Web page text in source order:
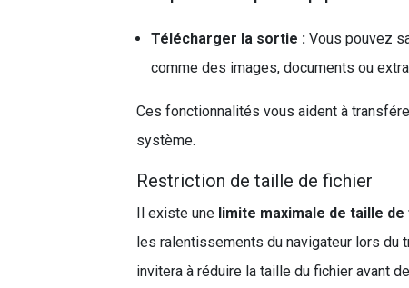
Télécharger la sortie : Vous pouvez
comme des images, documents ou
Ces fonctionnalités vous aident à
système.
Restriction de taille de fichier
Il existe une limite maximale de taille
les ralentissements du navigateur lors du
invitera à réduire la taille du fichier avant